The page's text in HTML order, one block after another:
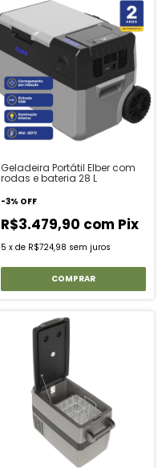
Geladeira Portátil Elber com
rodas e bateria 28 L
-3% OFF
R$3.479,90 com Pix
5 x de R$724,98 sem juros